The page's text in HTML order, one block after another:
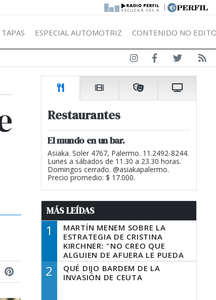
|
TAPAS ESPECIAL AUTOMOTRIZ CONTENIDO NO
Restaurantes
El mundo en un bar.
Asiaka. Soler 4767, Palermo. 11.2492-8244.
Lunes a sábados de 11.30 a 23.30 horas.
Domingos cerrado. @asiakapalermo.
Precio promedio: $ 17.000.
MÁS LEÍDAS
1
MARTÍN MENEM SOBRE LA
ESTRATEGIA DE CRISTINA
KIRCHNER: "NO CREO QUE
ALGUIEN DE AFUERA LE PUEDA
DECIR A LA JUSTICIA LO QUE
TIENE QUE HACER"
2
QUÉ DIJO BARDEM DE LA
INVASIÓN DE CEUTA